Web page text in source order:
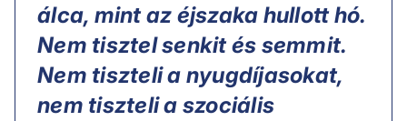
álca, mint az éjszaka hullott hó.
Nem tisztel senkit és semmit.
Nem tiszteli a nyugdíjasokat,
nem tiszteli a szociális